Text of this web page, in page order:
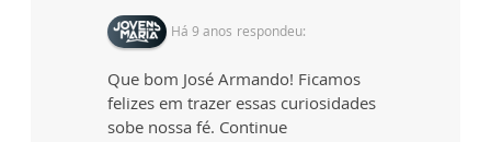
Há 9 anos respondeu:
Que bom José Armando! Ficamos
felizes em trazer essas curiosidades
sobe nossa fé. Continue